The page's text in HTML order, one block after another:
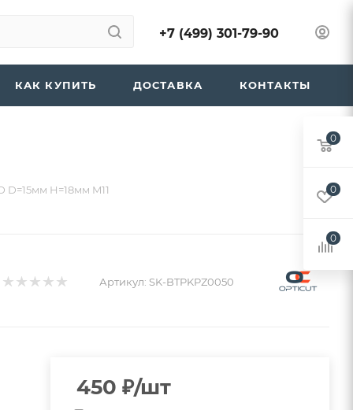
+7 (499) 301-79-90
КАК КУПИТЬ ДОСТАВКА КОНТАКТЫ
H=18мм M11
Артикул: SK-BTPKPZ0050
450 ₽/шт
0
0
0